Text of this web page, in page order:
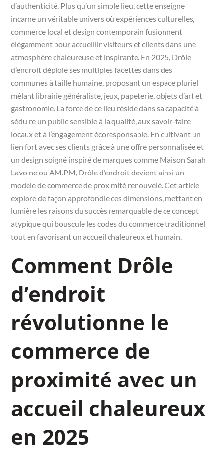
d’authenticité. Plus qu’un simple lieu, cette enseigne
incarne un véritable univers où expériences culturelles,
commerce local et design contemporain fusionnent
élégamment pour accueillir visiteurs et clients dans une
atmosphère chaleureuse et inspirante. En 2025, Drôle
d’endroit déploie ses multiples facettes dans des
communes à taille humaine, proposant un espace pluriel
mêlant librairie généraliste, jeux, papeterie, objets d’art et
gastronomie. La force de ce lieu réside dans sa capacité à
séduire un public sensible à la qualité, aux savoir-faire
locaux et à l’engagement écoresponsable. En cultivant un
lien fort avec ses clients grâce à une offre personnalisée et
un design soigné inspiré de marques comme Maison Sarah
Lavoine ou AM.PM, Drôle d’endroit devient ainsi un
modèle de commerce de proximité renouvelé. Cet article
explore de façon approfondie ces dimensions, mettant en
lumière les raisons du succès remarquable de ce concept
atypique qui bouscule les codes du commerce traditionnel
tout en favorisant un accueil chaleureux et humain.
Comment Drôle
d’endroit
révolutionne le
commerce de
proximité avec un
accueil chaleureux
en 2025